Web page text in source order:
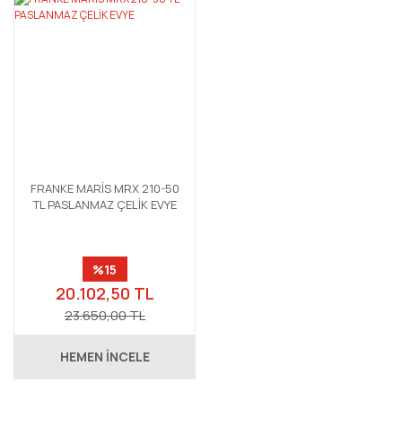
FRANKE MARİS MRX 210-50
TL PASLANMAZ ÇELİK EVYE
%15
20.102,50 TL
23.650,00 TL
HEMEN İNCELE